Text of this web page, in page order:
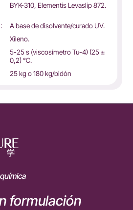
BYK-310, Elementis Levaslip 872.
A base de disolvente/curado UV.
Xileno.
5-25 s (viscosímetro Tu-4) (25 ±
0,2) ℃.
25 kg o 180 kg/bidón
formulación